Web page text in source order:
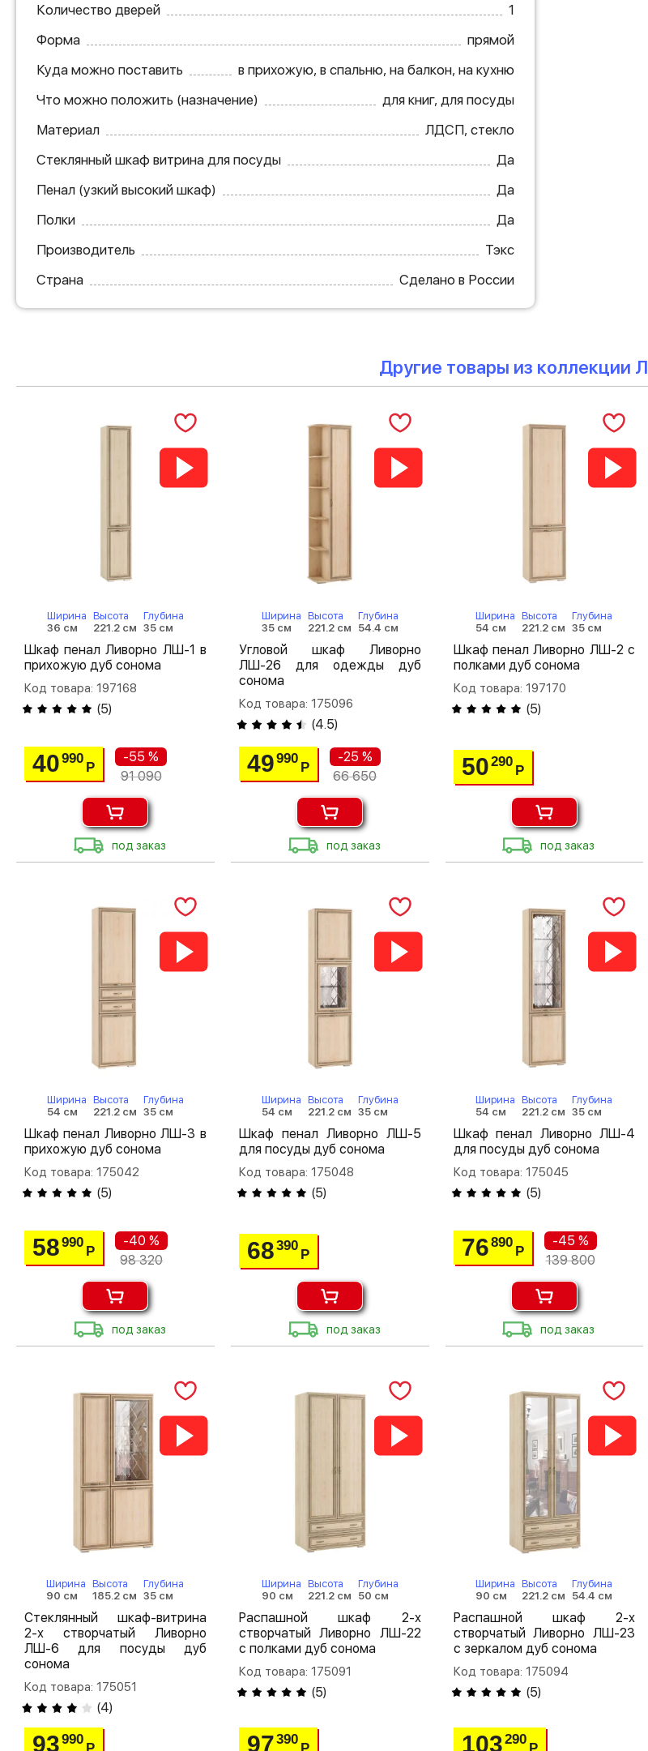
Количество дверей
1
Форма
прямой
Куда можно поставить
в прихожую, в спальню, на балкон, на кухню
Что можно положить (назначение)
для книг, для посуды
Материал
ЛДСП, стекло
Стеклянный шкаф витрина для посуды
Да
Пенал (узкий высокий шкаф)
Да
Полки
Да
Производитель
Тэкс
Страна
Сделано в России
Другие товары из коллекции
Ширина
36 см
Высота
221.2 см
Глубина
35 см
Шкаф пенал Ливорно ЛШ-1 в
прихожую дуб сонома
Код товара: 197168
(5)
40990
Р
-55 %
91 090
под заказ
Ширина
35 см
Высота
221.2 см
Глубина
54.4 см
Угловой шкаф Ливорно
ЛШ-26 для одежды дуб
сонома
Код товара: 175096
(4.5)
49990
Р
-25 %
66 650
под заказ
Ширина
54 см
Высота
221.2 см
Глубина
35 см
Шкаф пенал Ливорно ЛШ-2 с
полками дуб сонома
Код товара: 197170
(5)
50290
Р
под заказ
Ширина
54 см
Высота
221.2 см
Глубина
35 см
Шкаф пенал Ливорно ЛШ-3 в
прихожую дуб сонома
Код товара: 175042
(5)
58990
Р
-40 %
98 320
под заказ
Ширина
54 см
Высота
221.2 см
Глубина
35 см
Шкаф пенал Ливорно ЛШ-5
для посуды дуб сонома
Код товара: 175048
(5)
68390
Р
под заказ
Ширина
54 см
Высота
221.2 см
Глубина
35 см
Шкаф пенал Ливорно ЛШ-4
для посуды дуб сонома
Код товара: 175045
(5)
76890
Р
-45 %
139 800
под заказ
Ширина
90 см
Высота
185.2 см
Глубина
35 см
Стеклянный шкаф-витрина
2-х створчатый Ливорно
ЛШ-6 для посуды дуб
сонома
Код товара: 175051
(4)
93990
Ширина
90 см
Высота
221.2 см
Глубина
50 см
Распашной шкаф 2-х
створчатый Ливорно ЛШ-22
с полками дуб сонома
Код товара: 175091
(5)
97390
Ширина
90 см
Высота
221.2 см
Глубина
54.4 см
Распашной шкаф 2-х
створчатый Ливорно ЛШ-23
с зеркалом дуб сонома
Код товара: 175094
(5)
103290